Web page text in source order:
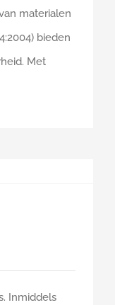
materialen
bieden
Met
Inmiddels